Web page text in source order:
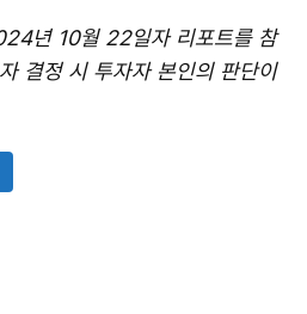
년 10월 22일자 리포트를 참
결정 시 투자자 본인의 판단이